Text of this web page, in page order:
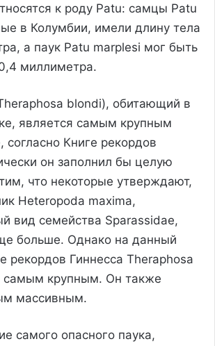
к роду Patu: самцы Patu
в Колумбии, имели длину тела
а паук Patu marplesi мог быть
миллиметра.
blondi), обитающий в
является самым крупным
согласно Книге рекордов
он заполнил бы целую
что некоторые утверждают,
Heteropoda maxima,
вид семейства Sparassidae,
больше. Однако на данный
рекордов Гиннесса Theraphosa
самым крупным. Он также
массивным.
самого опасного паука,